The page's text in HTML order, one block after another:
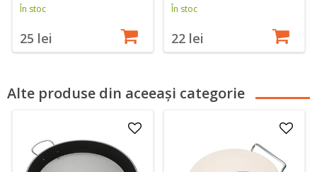
În stoc
25 lei
În stoc
22 lei
Alte produse din aceeași categorie